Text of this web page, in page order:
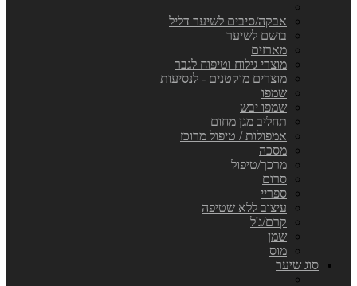
אבקה/סיבים לשיער דליל
בושם לשיער
מארזים
מוצרי גילוח וטיפוח לגבר
מוצרים מוקטנים - לנסיעות
שמפו
שמפו יבש
תחליב מגן מחום
אמפולות / טיפול מרוכז
מסכה
מרכך/טיפול
סרום
ספריי
עיצוב ללא שטיפה
קרם/ג'ל
שמן
מוס
סוג שיער